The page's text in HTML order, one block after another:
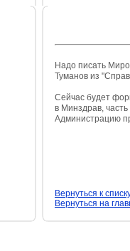
Надо писать
Туманов из
Сейчас будет
в Минздрав,
Администрацию
Вернуться к
Вернуться на